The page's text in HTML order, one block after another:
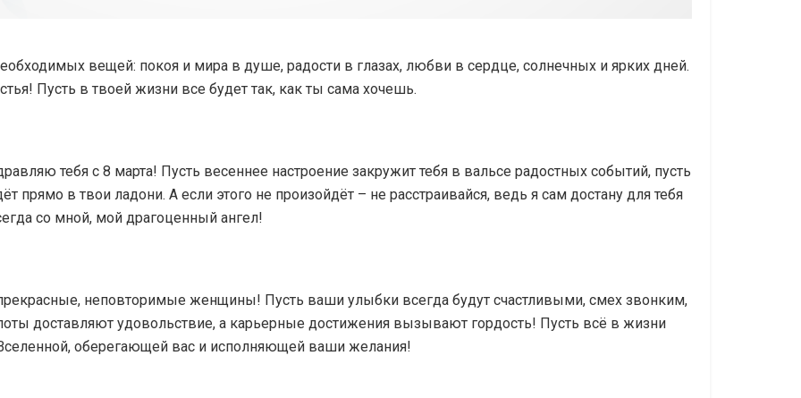
вещей: покоя и мира в душе, радости в глазах, любви в сердце, солнечных и ярких дней.
Пусть в твоей жизни все будет так, как ты сама хочешь.
тебя с 8 марта! Пусть весеннее настроение закружит тебя в вальсе радостных событий, пусть
прямо в твои ладони. А если этого не произойдёт – не расстраивайся, ведь я сам достану для тебя
со мной, мой драгоценный ангел!
неповторимые женщины! Пусть ваши улыбки всегда будут счастливыми, смех звонким,
доставляют удовольствие, а карьерные достижения вызывают гордость! Пусть всё в жизни
оберегающей вас и исполняющей ваши желания!